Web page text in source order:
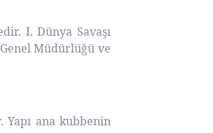
I. Dünya Savaşı
Genel Müdürlüğü ve
ana kubbenin